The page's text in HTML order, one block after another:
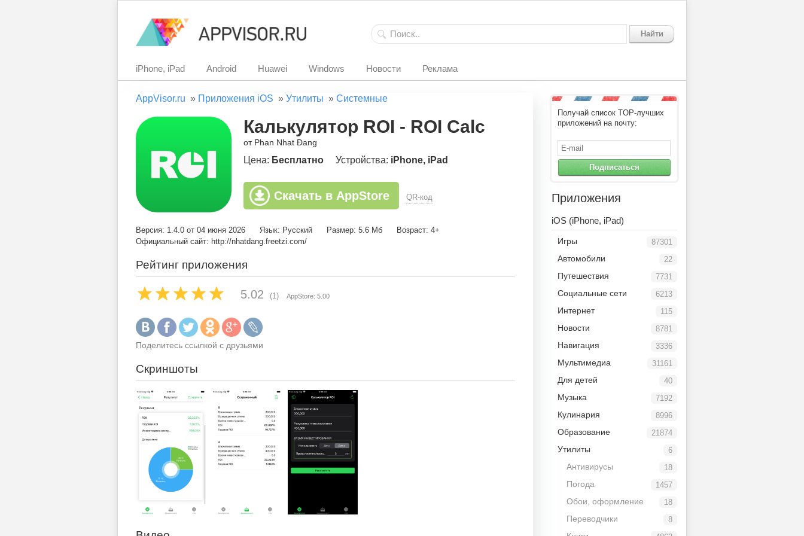
Найти
iPhone, iPad Android Huawei Windows Новости Реклама
AppVisor.ru » Приложения iOS » Утилиты » Системные
Калькулятор ROI - ROI Calc
от Phan Nhat Đang
Цена: Бесплатно Устройства: iPhone, iPad
Скачать в AppStore QR-код
Версия: 1.4.0 от 04 июня 2026 Язык: Русский Размер: 5.6 Мб
Возраст: 4+
Официальный сайт: http://nhatdang.freetzi.com/
Рейтинг приложения
5.02 (1) AppStore: 5.00
Поделитесь ссылкой с друзьями
Скриншоты
Получай список TOP-лучших
приложений на почту:
Подписаться
Приложения
iOS (iPhone, iPad)
87301
Игры
22
Автомобили
7731
Путешествия
6213
Социальные сети
115
Интернет
8781
Новости
3336
Навигация
31161
Мультимедиа
40
Для детей
7192
Музыка
8996
Кулинария
21874
Образование
6
Утилиты
18
Антивирусы
1457
Погода
18
Обои, оформление
8
Переводчики